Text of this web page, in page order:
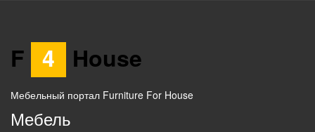
F 4 House
Мебельный портал Furniture For House
Мебель